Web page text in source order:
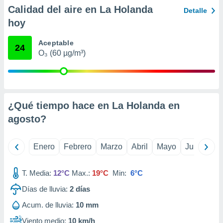
u
datos
momento
en
un
o acceder
datos
perfiles
Calidad del aire en La Holanda
hoy
Detalle
24 Aceptable
O₃ (60 µg/m³)
¿Qué tiempo hace en La Holanda en
agosto?
Enero Febrero Marzo Abril Mayo Junio
T. Media: 12°C Max.: 19°C Min: 6°C
Días de lluvia: 2 días
Acum. de lluvia: 10 mm
Viento medio: 10 km/h